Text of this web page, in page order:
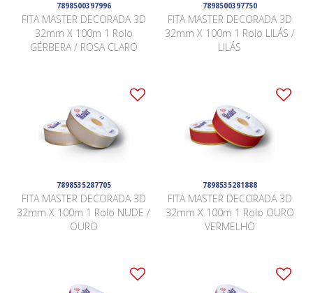
7898500397996
FITA MASTER DECORADA 3D
32mm X 100m 1 Rolo
GÉRBERA / ROSA CLARO
7898500397750
FITA MASTER DECORADA 3D
32mm X 100m 1 Rolo LILÁS /
LILÁS
7898535287705
FITA MASTER DECORADA 3D
32mm X 100m 1 Rolo NUDE /
OURO
7898535281888
FITA MASTER DECORADA 3D
32mm X 100m 1 Rolo OURO
VERMELHO